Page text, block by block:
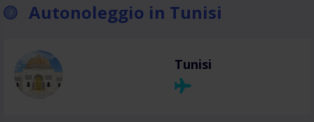
Autonoleggio in Tunisi
Tunisi